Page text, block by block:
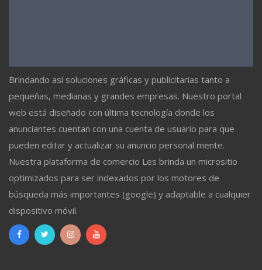
Brindando así soluciones gráficas y publicitarias tanto a
pequeñas, medianas y grandes empresas. Nuestro portal
web está diseñado con última tecnología donde los
anunciantes cuentan con una cuenta de usuario para que
pueden editar y actualizar su anuncio personal mente.
Nuestra plataforma de comercio Les brinda un micrositio
optimizados para ser indexados por los motores de
búsqueda más importantes (google) y adaptable a cualquier
dispositivo móvil.